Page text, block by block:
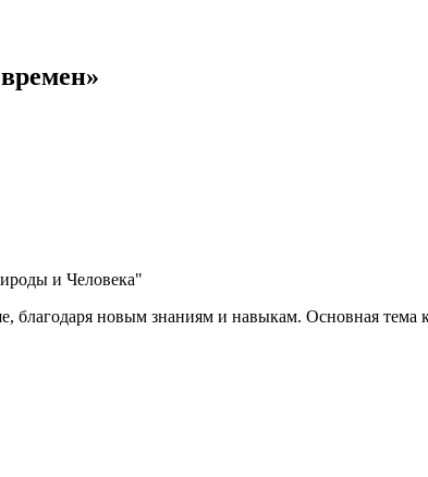
и Человека"
благодаря новым знаниям и навыкам. Основная